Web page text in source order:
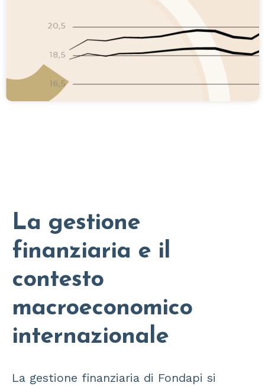
La gestione
finanziaria e il
contesto
macroeconomico
internazionale
La gestione finanziaria di Fondapi si